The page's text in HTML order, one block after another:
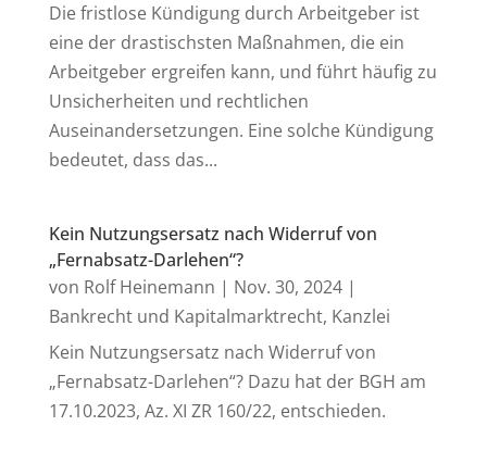
Die fristlose Kündigung durch Arbeitgeber ist
eine der drastischsten Maßnahmen, die ein
Arbeitgeber ergreifen kann, und führt häufig zu
Unsicherheiten und rechtlichen
Auseinandersetzungen. Eine solche Kündigung
bedeutet, dass das...
Kein Nutzungsersatz nach Widerruf von
„Fernabsatz-Darlehen“?
von Rolf Heinemann | Nov. 30, 2024|
Bankrecht und Kapitalmarktrecht, Kanzlei
Kein Nutzungsersatz nach Widerruf von
„Fernabsatz-Darlehen“? Dazu hat der BGH am
17.10.2023, Az. XI ZR 160/22, entschieden.